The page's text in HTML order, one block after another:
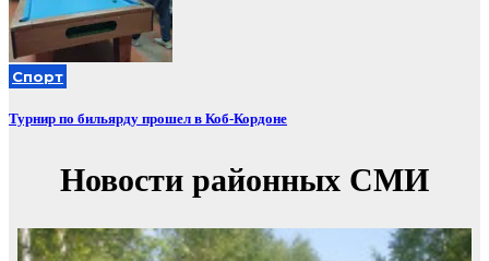
Спорт
Турнир по бильярду прошел в Коб-Кордоне